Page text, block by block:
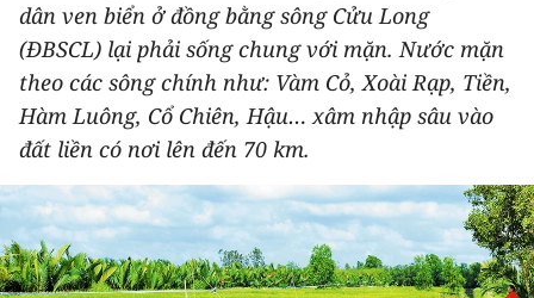
XÃ HỘI
PHÁP LUẬT
DU LỊCH
THẾ GIỚI
THỂ THAO
dân ven biển ở đồng bằng sông Cửu Long
(ĐBSCL) lại phải sống chung với mặn. Nước mặn
theo các sông chính như: Vàm Cỏ, Xoài Rạp, Tiền,
Hàm Luông, Cổ Chiên, Hậu… xâm nhập sâu vào
đất liền có nơi lên đến 70 km.